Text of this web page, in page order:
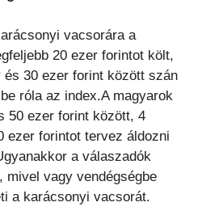
vacsorára a
20 ezer forintot költ,
30 ezer forint között szán
róla az index.A magyarok
50 ezer forint között, 4
ezer forintot tervez áldozni
a válaszadók
mivel vagy vendégségbe
a karácsonyi vacsorát.